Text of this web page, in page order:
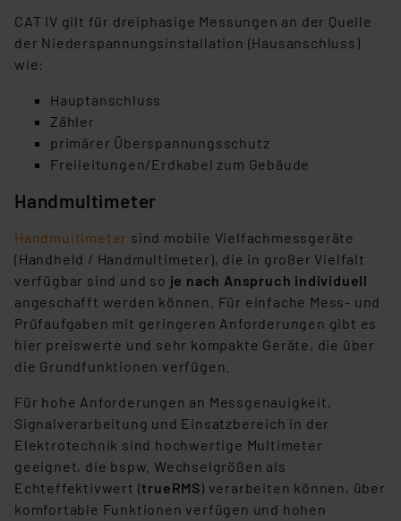
CAT IV gilt für dreiphasige Messungen an der Quelle
der Niederspannungsinstallation (Hausanschluss)
wie:
Hauptanschluss
Zähler
primärer Überspannungsschutz
Freileitungen/Erdkabel zum Gebäude
Handmultimeter
Handmultimeter sind mobile Vielfachmessgeräte
(Handheld / Handmultimeter), die in großer Vielfalt
verfügbar sind und so je nach Anspruch individuell
angeschafft werden können. Für einfache Mess- und
Prüfaufgaben mit geringeren Anforderungen gibt es
hier preiswerte und sehr kompakte Geräte, die über
die Grundfunktionen verfügen.
Für hohe Anforderungen an Messgenauigkeit,
Signalverarbeitung und Einsatzbereich in der
Elektrotechnik sind hochwertige Multimeter
geeignet, die bspw. Wechselgrößen als
Echteffektivwert (trueRMS) verarbeiten können, über
komfortable Funktionen verfügen und hohen